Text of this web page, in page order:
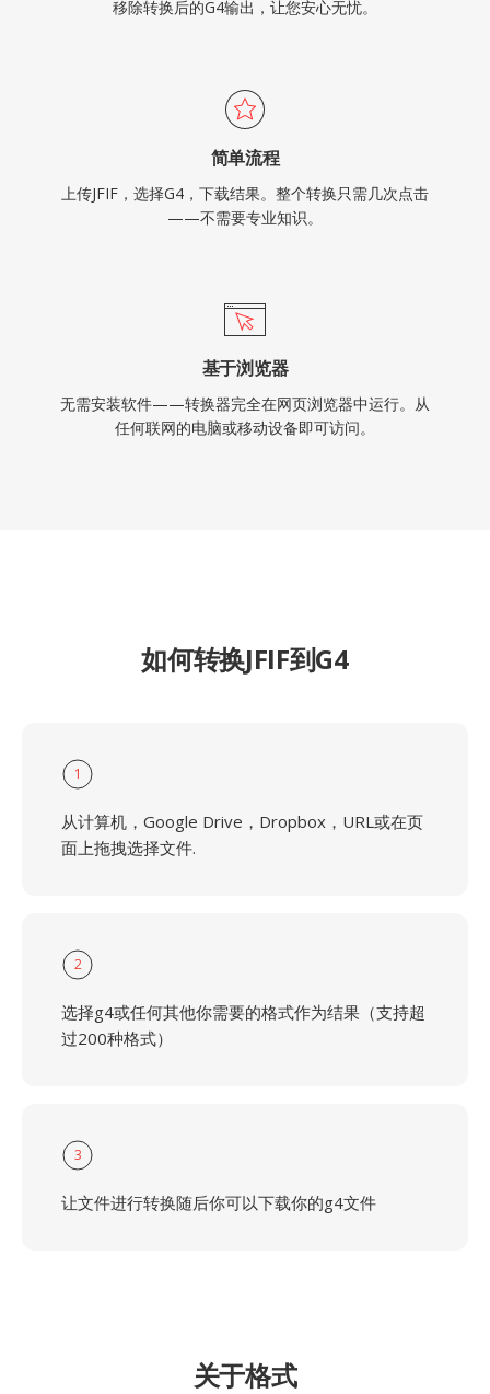
移除转换后的G4输出，让您安心无忧。
简单流程
上传JFIF，选择G4，下载结果。整个转换只需几次点击
——不需要专业知识。
基于浏览器
无需安装软件——转换器完全在网页浏览器中运行。从
任何联网的电脑或移动设备即可访问。
如何转换JFIF到G4
1
从计算机，Google Drive，Dropbox，URL或在页
面上拖拽选择文件.
2
选择g4或任何其他你需要的格式作为结果（支持超
过200种格式）
3
让文件进行转换随后你可以下载你的g4文件
关于格式